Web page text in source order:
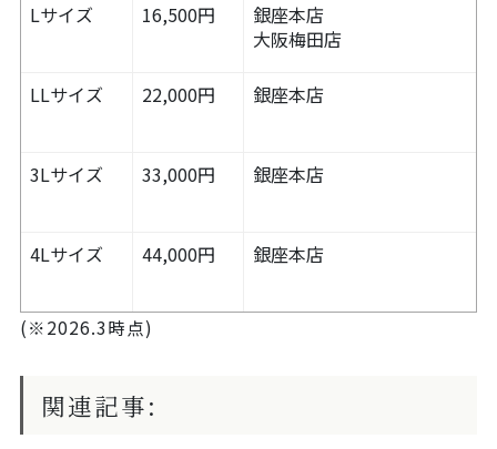
Lサイズ
16,500円
銀座本店
大阪梅田店
LLサイズ 22,000円 銀座本店
3Lサイズ 33,000円 銀座本店
4Lサイズ 44,000円 銀座本店
(※2026.3時点)
関連記事: